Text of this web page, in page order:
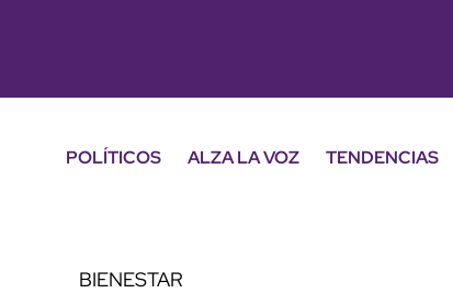
POLÍTICOS ALZA LA VOZ TENDENCIAS
BIENESTAR